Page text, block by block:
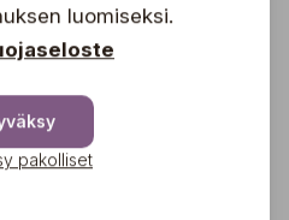
lehti
thyrsiflora 'Red
luomiseksi.
pakolliset